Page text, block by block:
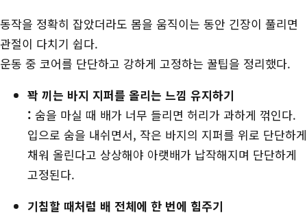
동작을 정확히 잡았더라도 몸을 움직이는 동안 긴장이 풀리면
관절이 다치기 쉽다.
운동 중 코어를 단단하고 강하게 고정하는 꿀팁을 정리했다.
꽉 끼는 바지 지퍼를 올리는 느낌 유지하기
: 숨을 마실 때 배가 너무 들리면 허리가 과하게 꺾인다.
입으로 숨을 내쉬면서, 작은 바지의 지퍼를 위로 단단하게
채워 올린다고 상상해야 아랫배가 납작해지며 단단하게
고정된다.
기침할 때처럼 배 전체에 한 번에 힘주기